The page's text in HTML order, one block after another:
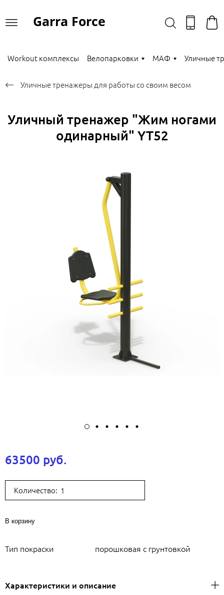
Garra Force
Workout комплексы Велопарковки МАФ Уличные
Уличные тренажеры для работы со своим весом
Уличный тренажер "Жим ногами
одинарный" YT52
63500 руб.
Количество:
В корзину
Тип покраски порошковая с грунтовкой
Характеристики и описание